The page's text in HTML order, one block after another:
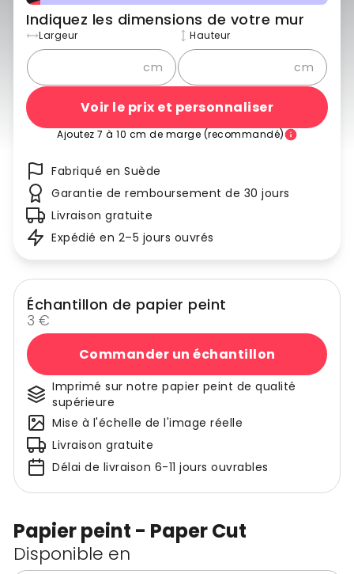
Papier peint - Paper Cut
Disponible en
Indiquez les dimensions de votre mur
Largeur
cm
Hauteur
cm
Voir le prix et personnaliser
Ajoutez 7 à 10 cm de marge (recommandé)
Fabriqué en Suède
Garantie de remboursement de 30 jours
Livraison gratuite
Expédié en 2–5 jours ouvrés
Échantillon de papier peint
3 €
Commander un échantillon
Imprimé sur notre papier peint de qualité
supérieure
Mise à l'échelle de l'image réelle
Livraison gratuite
Délai de livraison 6-11 jours ouvrables